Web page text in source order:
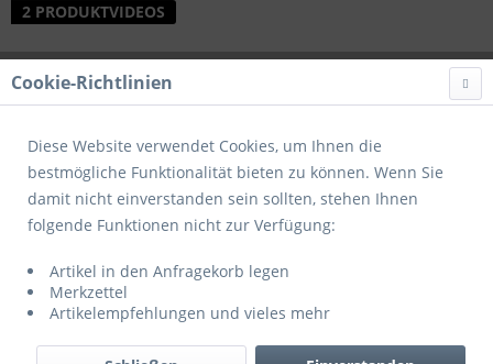
2 PRODUKTVIDEOS
2,29 € *
Cookie-Richtlinien
Diese Website verwendet Cookies, um Ihnen die
bestmögliche Funktionalität bieten zu können. Wenn Sie
damit nicht einverstanden sein sollten, stehen Ihnen
folgende Funktionen nicht zur Verfügung:
Artikel in den Anfragekorb legen
Merkzettel
Artikelempfehlungen und vieles mehr